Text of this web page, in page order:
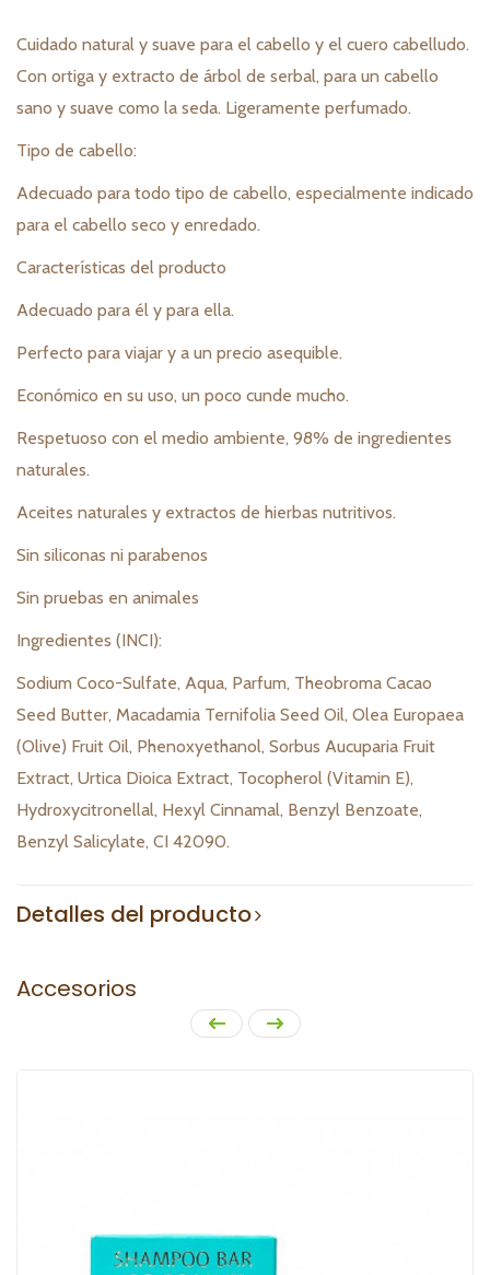
Cuidado natural y suave para el cabello y el cuero cabelludo.
Con ortiga y extracto de árbol de serbal, para un cabello
sano y suave como la seda. Ligeramente perfumado.
Tipo de cabello:
Adecuado para todo tipo de cabello, especialmente indicado
para el cabello seco y enredado.
Características del producto
Adecuado para él y para ella.
Perfecto para viajar y a un precio asequible.
Económico en su uso, un poco cunde mucho.
Respetuoso con el medio ambiente, 98% de ingredientes
naturales.
Aceites naturales y extractos de hierbas nutritivos.
Sin siliconas ni parabenos
Sin pruebas en animales
Ingredientes (INCI):
Sodium Coco-Sulfate, Aqua, Parfum, Theobroma Cacao
Seed Butter, Macadamia Ternifolia Seed Oil, Olea Europaea
(Olive) Fruit Oil, Phenoxyethanol, Sorbus Aucuparia Fruit
Extract, Urtica Dioica Extract, Tocopherol (Vitamin E),
Hydroxycitronellal, Hexyl Cinnamal, Benzyl Benzoate,
Benzyl Salicylate, CI 42090.
Detalles del producto
Accesorios